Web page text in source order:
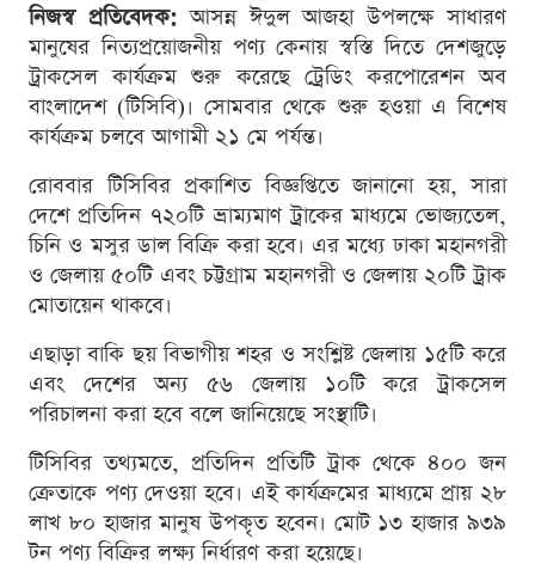
নিজস্ব প্রতিবেদক:আসন্ন ঈদুল আজহা উপলক্ষে সাধারণ
মানুষের নিত্যপ্রয়োজনীয় পণ্য কেনায় স্বস্তি দিতে দেশজুড়ে
ট্রাকসেল কার্যক্রম শুরু করেছে ট্রেডিং করপোরেশন অব
বাংলাদেশ (টিসিবি)। সোমবার থেকে শুরু হওয়া এ বিশেষ
কার্যক্রম চলবে আগামী ২১ মে পর্যন্ত।
রোববার টিসিবির প্রকাশিত বিজ্ঞপ্তিতে জানানো হয়, সারা
দেশে প্রতিদিন ৭২০টি ভ্রাম্যমাণ ট্রাকের মাধ্যমে ভোজ্যতেল,
চিনি ও মসুর ডাল বিক্রি করা হবে। এর মধ্যে ঢাকা মহানগরী
ও জেলায় ৫০টি এবং চট্টগ্রাম মহানগরী ও জেলায় ২০টি ট্রাক
মোতায়েন থাকবে।
এছাড়া বাকি ছয় বিভাগীয় শহর ও সংশ্লিষ্ট জেলায় ১৫টি করে
এবং দেশের অন্য ৫৬ জেলায় ১০টি করে ট্রাকসেল
পরিচালনা করা হবে বলে জানিয়েছে সংস্থাটি।
টিসিবির তথ্যমতে, প্রতিদিন প্রতিটি ট্রাক থেকে ৪০০ জন
ক্রেতাকে পণ্য দেওয়া হবে। এই কার্যক্রমের মাধ্যমে প্রায় ২৮
লাখ ৮০ হাজার মানুষ উপকৃত হবেন। মোট ১৩ হাজার ৯৩৯
টন পণ্য বিক্রির লক্ষ্য নির্ধারণ করা হয়েছে।